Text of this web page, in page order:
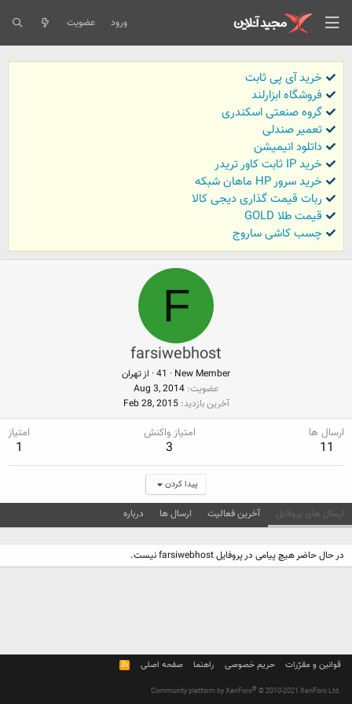
ورود عضویت
خرید آی پی ثابت
فروشگاه ابزارلند
گروه صنعتی اسکندری
تعمیر صندلی
داتلود انیمیشن
خرید IP ثابت کاور تریدر
خرید سرور HP ماهان شبکه
ربات قیمت گذاری دیجی کالا
قیمت طلا GOLD
چسب کاشی ساروج
F
farsiwebhost
New Member
·
· ازتهران
عضویت Aug 3, 2014
آخرین بازدید Feb 28, 2015
ارسال ها
11
امتیاز واکنش
3
امتیاز
1
پیدا کردن
ارسال های پروفایل آخرین فعالیت ارسال ها درباره
در حال حاضر هیچ پیامی در پروفایل farsiwebhost نیست.
قوانین و مقرّرات حریم خصوصی راهنما صفحه اصلی
R
S
Community platform by XenForo® © 2010-2021 XenForo Ltd.